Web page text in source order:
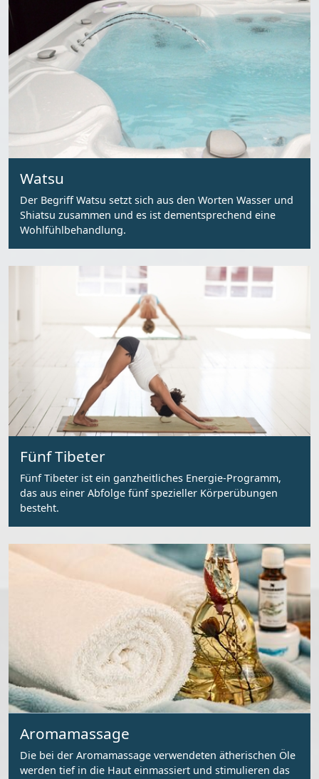
Watsu
Der Begriff Watsu setzt sich aus den Worten Wasser und
Shiatsu zusammen und es ist dementsprechend eine
Wohlfühlbehandlung.
Fünf Tibeter
Fünf Tibeter ist ein ganzheitliches Energie-Programm,
das aus einer Abfolge fünf spezieller Körperübungen
besteht.
Aromamassage
Die bei der Aromamassage verwendeten ätherischen Öle
werden tief in die Haut einmassiert und stimulieren das